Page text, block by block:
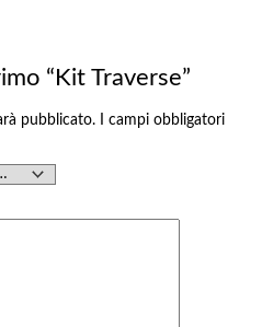
“Kit Traverse”
pubblicato.
I campi obbligatori